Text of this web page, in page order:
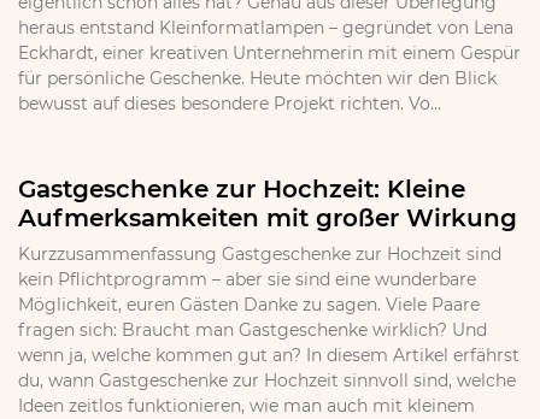
heraus entstand Kleinformatlampen – gegründet von Lena
Eckhardt, einer kreativen Unternehmerin mit einem Gespür
für persönliche Geschenke. Heute möchten wir den Blick
bewusst auf dieses besondere Projekt richten. Vo...
Gastgeschenke zur Hochzeit: Kleine
Aufmerksamkeiten mit großer Wirkung
Kurzzusammenfassung Gastgeschenke zur Hochzeit sind
kein Pflichtprogramm – aber sie sind eine wunderbare
Möglichkeit, euren Gästen Danke zu sagen. Viele Paare
fragen sich: Braucht man Gastgeschenke wirklich? Und
wenn ja, welche kommen gut an? In diesem Artikel erfährst
du, wann Gastgeschenke zur Hochzeit sinnvoll sind, welche
Ideen zeitlos funktionieren, wie man auch mit kleinem